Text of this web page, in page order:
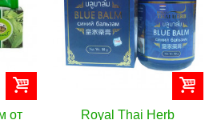
Royal Thai Herb